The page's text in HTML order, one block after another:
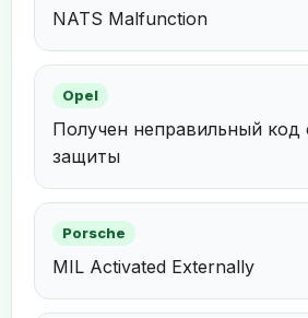
NATS Malfunction
Opel
Получен неправильный код
защиты
Porsche
MIL Activated Externally